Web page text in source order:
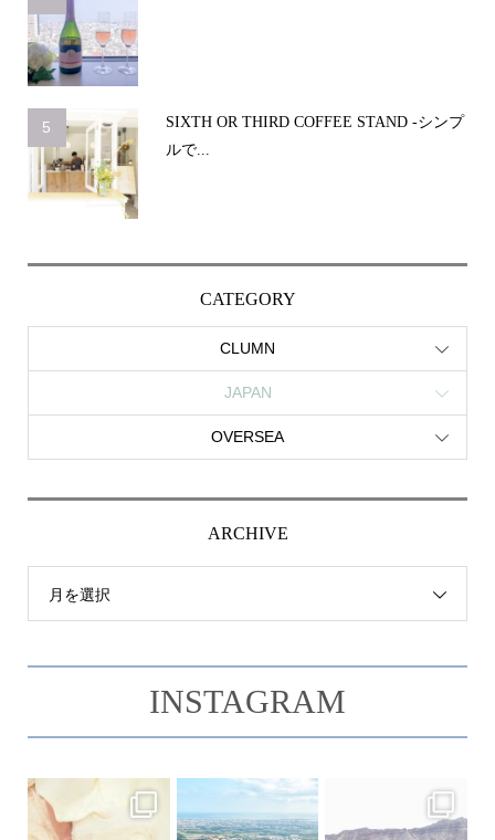
5
SIXTH OR THIRD COFFEE STAND -シンプ
ルで...
CATEGORY
CLUMN
JAPAN
OVERSEA
ARCHIVE
月を選択
INSTAGRAM